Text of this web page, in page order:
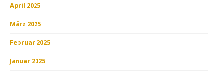
April 2025
März 2025
Februar 2025
Januar 2025